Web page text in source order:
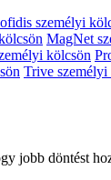
személyi
MagNet
kölcsön
Trive személyi
jobb döntést